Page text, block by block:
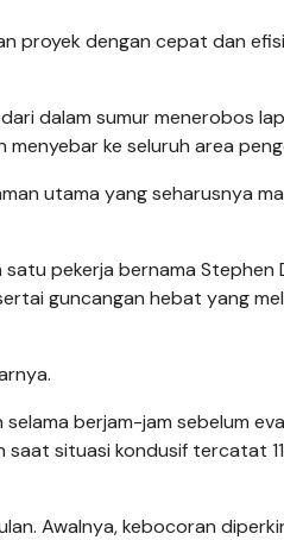
proyek dengan cepat dan
dalam sumur menerobos
menyebar ke seluruh area
utama yang seharusnya
satu pekerja bernama Stephen
guncangan hebat yang
berjam-jam sebelum
saat situasi kondusif tercatat 11
Awalnya, kebocoran